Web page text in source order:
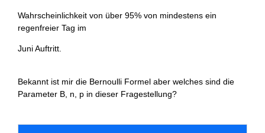
Wahrscheinlichkeit von über 95% von mindestens ein
regenfreier Tag im
Juni Auftritt.
Bekannt ist mir die Bernoulli Formel aber welches sind die
Parameter B, n, p in dieser Fragestellung?